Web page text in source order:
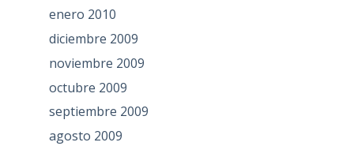
enero 2010
diciembre 2009
noviembre 2009
octubre 2009
septiembre 2009
agosto 2009